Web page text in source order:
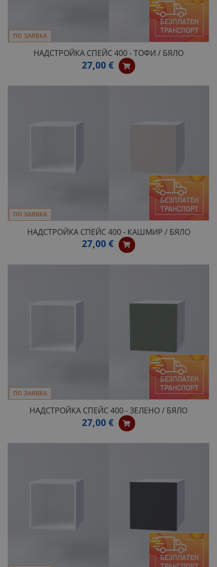
ПО ЗАЯВКА
НАДСТРОЙКА СПЕЙС 400 - ТОФИ / БЯЛО
27,00 €
ПО ЗАЯВКА
НАДСТРОЙКА СПЕЙС 400 - КАШМИР / БЯЛО
27,00 €
ПО ЗАЯВКА
НАДСТРОЙКА СПЕЙС 400 - ЗЕЛЕНО / БЯЛО
27,00 €